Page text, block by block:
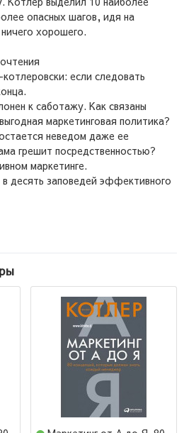
опасных шагов, идя на
хорошего.
если следовать
к саботажу. Как связаны
маркетинговая политика?
неведом даже ее
грешит посредственностью?
маркетинге.
десять заповедей эффективного